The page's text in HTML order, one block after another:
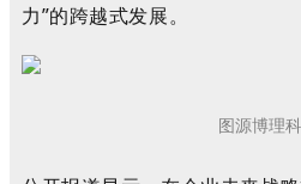
力”的跨越式发展。
图源博理